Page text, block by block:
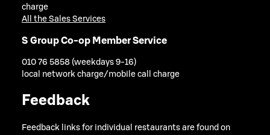
charge
All the Sales Services
S Group Co-op Member Service
010 76 5858 (weekdays 9-16)
local network charge/mobile call charge
Feedback
Feedback links for individual restaurants are found on